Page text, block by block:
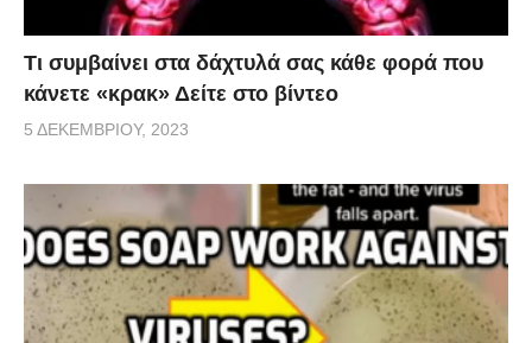
Τι συμβαίνει στα δάχτυλά σας κάθε φορά που
κάνετε «κρακ» Δείτε στο βίντεο
5 ΔΕΚΕΜΒΡΊΟΥ, 2023